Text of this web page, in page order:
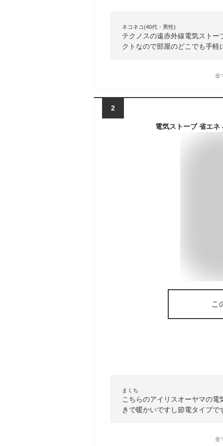
ネコネコ(40代・男性)
テクノスの遠赤外線電気スト
クトなので部屋のどこでも手軽
全
2
こ
まくち
こちらのアイリスオーヤマの
きで暖かいですし節電タイプで
全